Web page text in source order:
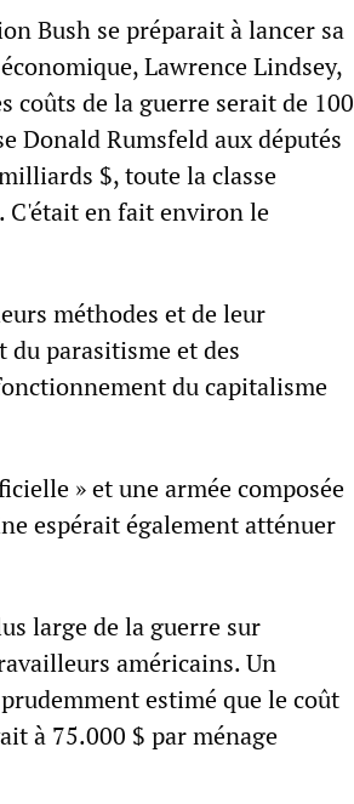
Bush se préparait à lancer sa
Lawrence Lindsey,
coûts de la guerre serait de 100
Donald Rumsfeld aux députés
$, toute la classe
C'était en fait environ le
méthodes et de leur
parasitisme et des
du capitalisme
» et une armée composée
espérait également atténuer
large de la guerre sur
américains. Un
estimé que le coût
à 75.000 $ par ménage